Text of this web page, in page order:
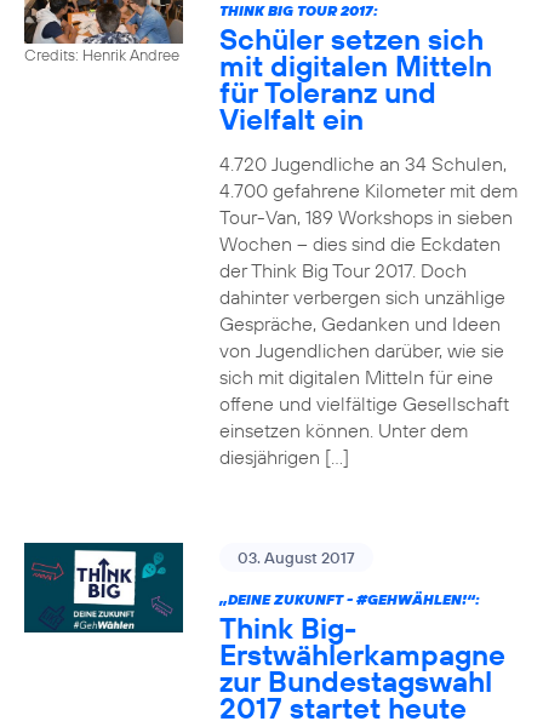
Credits: Henrik Andree
THINK BIG TOUR 2017:
Schüler setzen sich
mit digitalen Mitteln
für Toleranz und
Vielfalt ein
4.720 Jugendliche an 34 Schulen,
4.700 gefahrene Kilometer mit dem
Tour-Van, 189 Workshops in sieben
Wochen – dies sind die Eckdaten
der Think Big Tour 2017. Doch
dahinter verbergen sich unzählige
Gespräche, Gedanken und Ideen
von Jugendlichen darüber, wie sie
sich mit digitalen Mitteln für eine
offene und vielfältige Gesellschaft
einsetzen können. Unter dem
diesjährigen […]
03. August 2017
„DEINE ZUKUNFT - #GEHWÄHLEN!“:
Think Big-
Erstwählerkampagne
zur Bundestagswahl
2017 startet heute